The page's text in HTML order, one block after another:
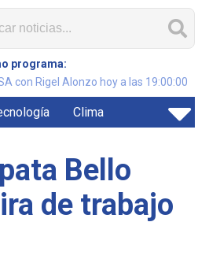
programa:
con Rigel Alonzo hoy a las 19:00:00
Clima
Bello
de trabajo